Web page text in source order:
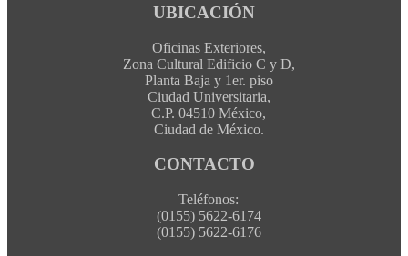
UBICACIÓN
Oficinas Exteriores,
Zona Cultural Edificio C y D,
Planta Baja y 1er. piso
Ciudad Universitaria,
C.P. 04510 México,
Ciudad de México.
CONTACTO
Teléfonos:
(0155) 5622-6174
(0155) 5622-6176